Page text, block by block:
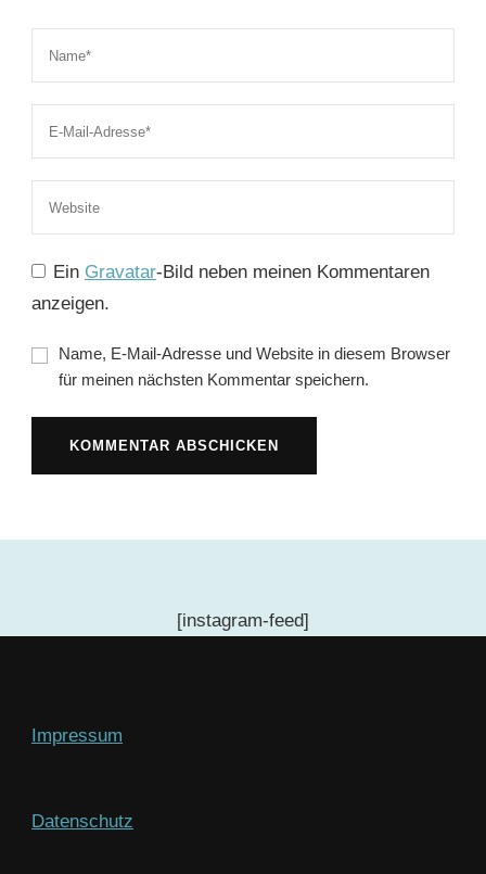
Ein Gravatar-Bild neben meinen Kommentaren
anzeigen.
Name, E-Mail-Adresse und Website in diesem Browser
für meinen nächsten Kommentar speichern.
[instagram-feed]
Impressum
Datenschutz